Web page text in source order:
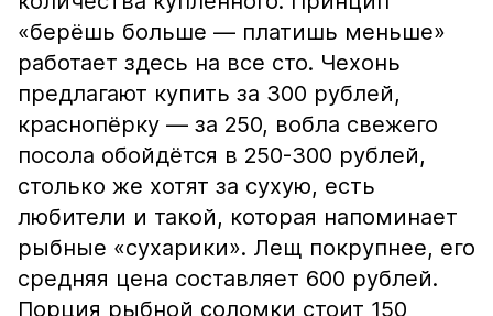
«берёшь больше — платишь меньше»
работает здесь на все сто. Чехонь
предлагают купить за 300 рублей,
краснопёрку — за 250, вобла свежего
посола обойдётся в 250-300 рублей,
столько же хотят за сухую, есть
любители и такой, которая напоминает
рыбные «сухарики». Лещ покрупнее, его
средняя цена составляет 600 рублей.
Порция рыбной соломки стоит 150